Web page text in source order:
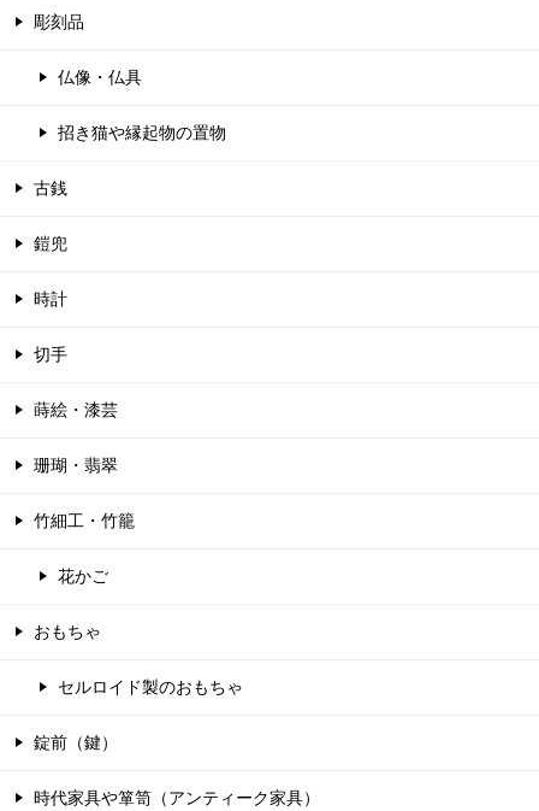
彫刻品
仏像・仏具
招き猫や縁起物の置物
古銭
鎧兜
時計
切手
蒔絵・漆芸
珊瑚・翡翠
竹細工・竹籠
花かご
おもちゃ
セルロイド製のおもちゃ
錠前（鍵）
時代家具や箪笥（アンティーク家具）